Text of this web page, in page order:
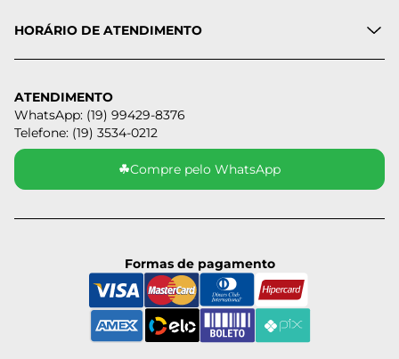
HORÁRIO DE ATENDIMENTO
ATENDIMENTO
WhatsApp: (19) 99429-8376
Telefone: (19) 3534-0212
☘Compre pelo WhatsApp
Formas de pagamento